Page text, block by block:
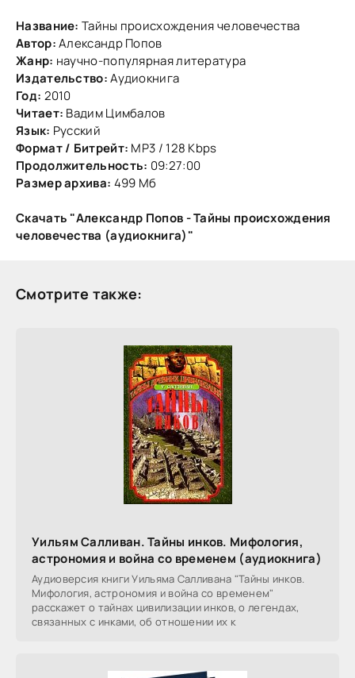
Название: Тайны происхождения человечества
Автор:Александр Попов
Жанр: научно-популярная литература
Издательство:Аудиокнига
Год: 2010
Читает: Вадим Цимбалов
Язык: Русский
Формат / Битрейт: MP3 / 128 Kbps
Продолжительность: 09:27:00
Размер архива: 499 Мб
Скачать "Александр Попов - Тайны происхождения
человечества (аудиокнига)"
Смотрите также:
Уильям Салливан. Тайны инков. Мифология,
астрономия и война со временем (аудиокнига)
Аудиоверсия книги Уильяма Салливана "Тайны инков.
Мифология, астрономия и война со временем"
расскажет о тайнах цивилизации инков, о легендах,
связанных с инками, об отношении их к